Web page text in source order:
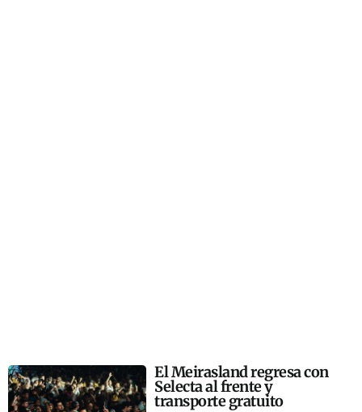
El Meirasland regresa con
Selecta al frente y
transporte gratuito